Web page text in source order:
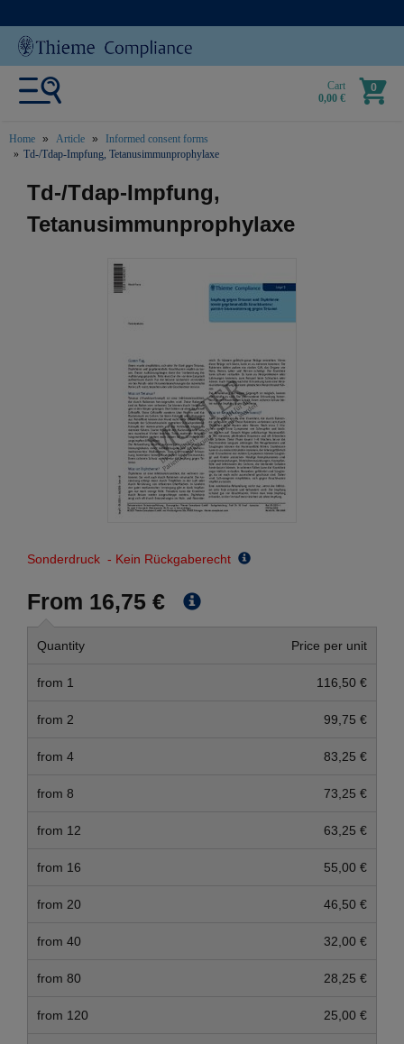
Cart
0,00 €
0
Home Article
Informed consent forms
Td-/Tdap-Impfung, Tetanusimmunprophylaxe
text.skipToContent
text.skipToNavigation
Td-/Tdap-Impfung,
Tetanusimmunprophylaxe
Sonderdruck - Kein Rückgaberecht
From 16,75 €
Quantity Price per unit
from 1 116,50 €
from 2 99,75 €
from 4 83,25 €
from 8 73,25 €
from 12 63,25 €
from 16 55,00 €
from 20 46,50 €
from 40 32,00 €
from 80 28,25 €
from 120 25,00 €